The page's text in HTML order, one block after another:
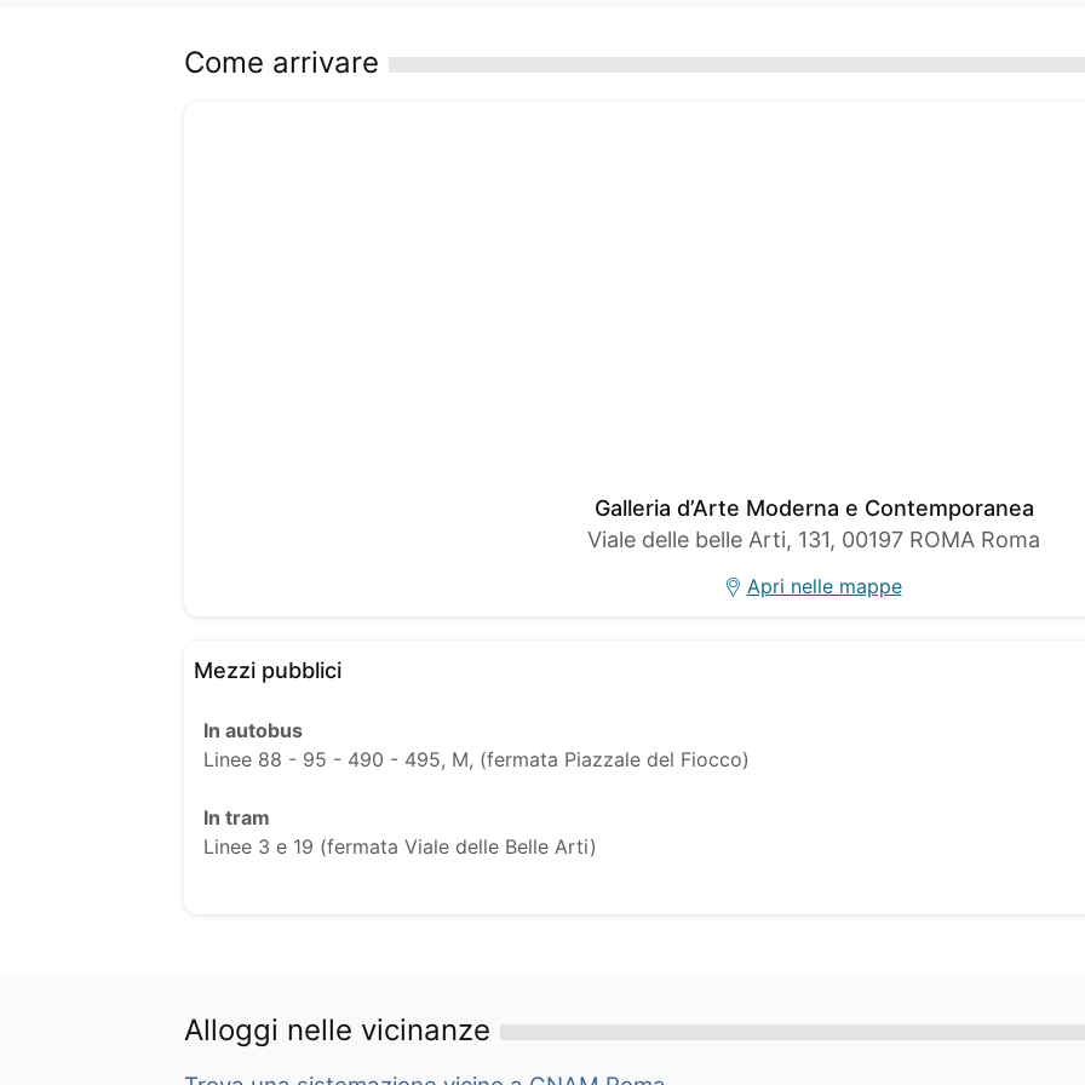
Come arrivare
Galleria d’Arte Moderna e Contemporanea
Viale delle belle Arti, 131, 00197 ROMA Roma
Apri nelle mappe
Mezzi pubblici
In autobus
Linee 88 - 95 - 490 - 495, M, (fermata Piazzale del Fiocco)
In tram
Linee 3 e 19 (fermata Viale delle Belle Arti)
Alloggi nelle vicinanze